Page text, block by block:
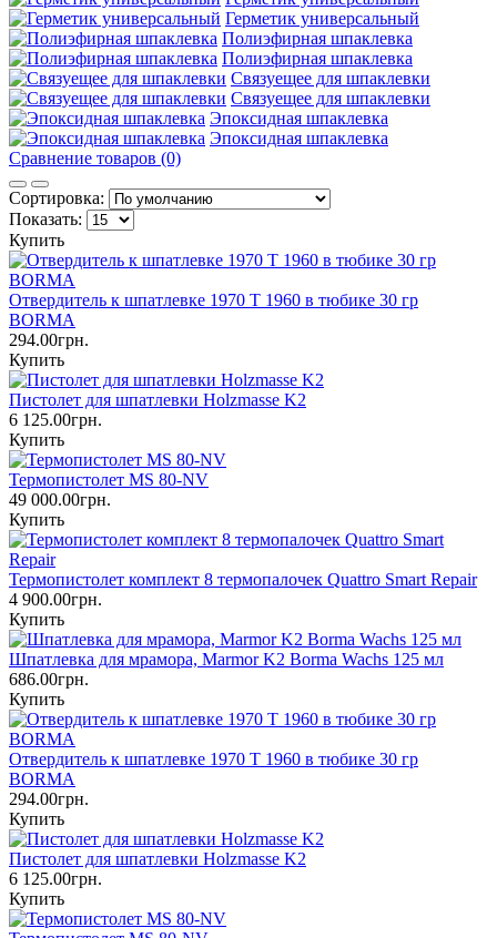
Герметик универсальный
Полиэфирная шпаклевка
Полиэфирная шпаклевка
Связуещее для шпаклевки
Связуещее для шпаклевки
Эпоксидная шпаклевка
Эпоксидная шпаклевка
Сравнение товаров (0)
Сортировка:
Показать:
Купить
Отвердитель к шпатлевке 1970 Т 1960 в тюбике 30 гр
BORMA
294.00грн.
Купить
Пистолет для шпатлевки Holzmasse K2
6 125.00грн.
Купить
Термопистолет MS 80‐NV
49 000.00грн.
Купить
Термопистолет комплект 8 термопалочек Quattro Smart Repair
4 900.00грн.
Купить
Шпатлевка для мрамора, Marmor K2 Borma Wachs 125 мл
686.00грн.
Купить
Отвердитель к шпатлевке 1970 Т 1960 в тюбике 30 гр
BORMA
294.00грн.
Купить
Пистолет для шпатлевки Holzmasse K2
6 125.00грн.
Купить